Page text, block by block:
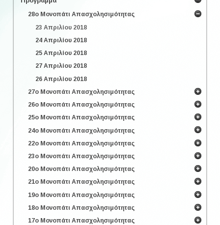
28ο Μονοπάτι Απασχολησιμότητας
23 Απριλίου 2018
24 Απριλίου 2018
25 Απριλίου 2018
27 Απριλίου 2018
26 Απριλίου 2018
27ο Μονοπάτι Απασχολησιμότητας
26ο Μονοπάτι Απασχολησιμότητας
25ο Μονοπάτι Απασχολησιμότητας
24ο Μονοπάτι Απασχολησιμότητας
22ο Μονοπάτι Απασχολησιμότητας
23ο Μονοπάτι Απασχολησιμότητας
20ο Μονοπάτι Απασχολησιμότητας
21ο Μονοπάτι Απασχολησιμότητας
19ο Μονοπάτι Απασχολησιμότητας
18ο Μονοπάτι Απασχολησιμότητας
17ο Μονοπάτι Απασχολησιμότητας